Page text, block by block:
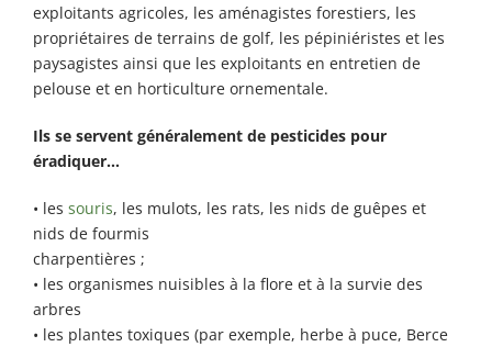
exploitants agricoles, les aménagistes forestiers, les
propriétaires de terrains de golf, les pépiniéristes et les
paysagistes ainsi que les exploitants en entretien de
pelouse et en horticulture ornementale.
Ils se servent généralement de pesticides pour
éradiquer…
• les souris, les mulots, les rats, les nids de guêpes et
nids de fourmis
charpentières ;
• les organismes nuisibles à la flore et à la survie des
arbres
• les plantes toxiques (par exemple, herbe à puce, Berce